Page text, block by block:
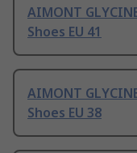
AIMONT
Shoes EU 41
AIMONT
Shoes EU 38